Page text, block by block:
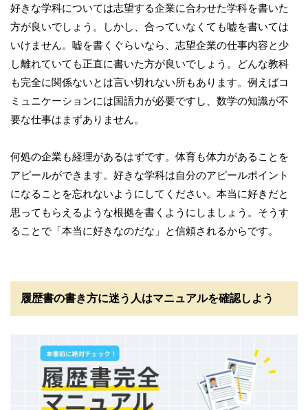
好きな学科については志望する企業に合わせた学科を書いた
方が良いでしょう。しかし、合っていなくても嘘を書いては
いけません。嘘を書くぐらいなら、志望企業の仕事内容と少
し離れていても正直に書いた方が良いでしょう。どんな教科
も完全に関係ないとは言い切れない所もあります。例えばコ
ミュニケーションには国語力が必要ですし、数学の知識が不
要な仕事はまずありません。
何処の企業も経理があるはずです。体育も体力があることを
アピールができます。好きな学科は自分のアピールポイント
になることを忘れないようにしてください。本当に好きだと
思ってもらえるような根拠を書くようにしましょう。そうす
ることで「本当に好きなのだな」と信頼されるからです。
履歴書の書き方に迷う人はマニュアルを確認しよう